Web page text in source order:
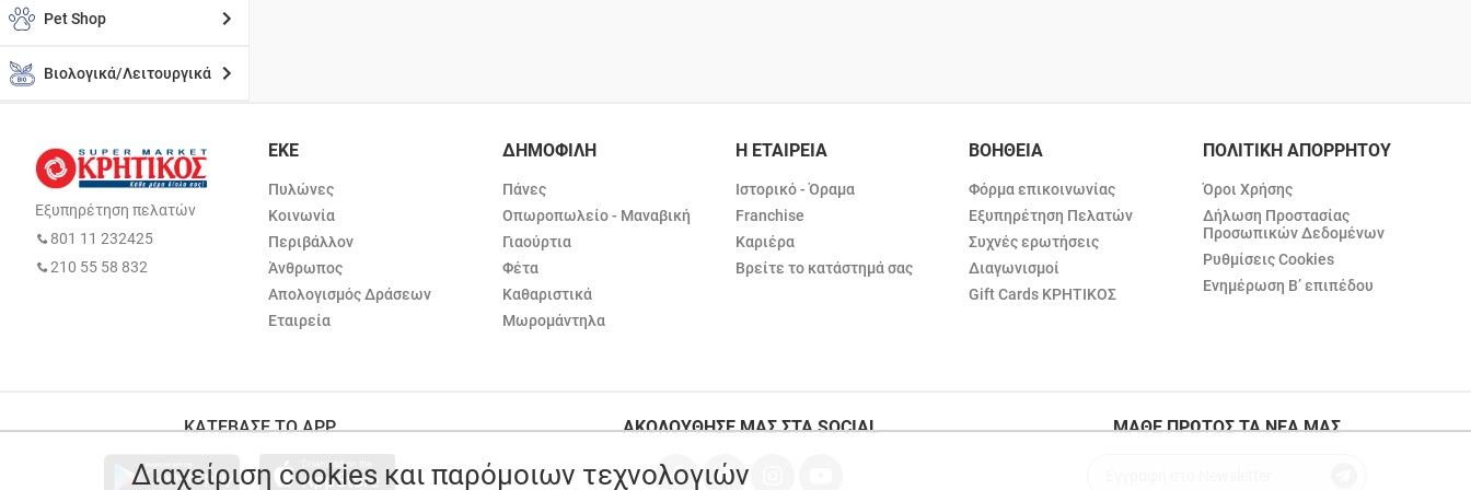
Pet Shop
Βιολογικά/Λειτουργικά
Εξυπηρέτηση πελατών
801 11 232425
210 55 58 832
ΕΚΕ
Πυλώνες
Κοινωνία
Περιβάλλον
Άνθρωπος
Απολογισμός Δράσεων
Εταιρεία
ΔΗΜΟΦΙΛΗ
Πάνες
Οπωροπωλείο - Μαναβική
Γιαούρτια
Φέτα
Καθαριστικά
Μωρομάντηλα
Η ΕΤΑΙΡΕΙΑ
Ιστορικό - Όραμα
Franchise
Καριέρα
Βρείτε το κατάστημά σας
ΒΟΗΘΕΙΑ
Φόρμα επικοινωνίας
Εξυπηρέτηση Πελατών
Συχνές ερωτήσεις
Διαγωνισμοί
Gift Cards ΚΡΗΤΙΚΟΣ
ΠΟΛΙΤΙΚΗ ΑΠΟΡΡΗΤΟΥ
Όροι Χρήσης
Δήλωση Προστασίας
Προσωπικών Δεδομένων
Ρυθμίσεις Cookies
Ενημέρωση Β’ επιπέδου
ΚΑΤΕΒΑΣΕ ΤΟ APP ΑΚΟΛΟΥΘΗΣΕ ΜΑΣ ΣΤΑ SOCIAL ΜΑΘΕ ΠΡΩΤΟΣ ΤΑ ΝΕΑ ΜΑΣ
Διαχείριση cookies και παρόμοιων τεχνολογιών